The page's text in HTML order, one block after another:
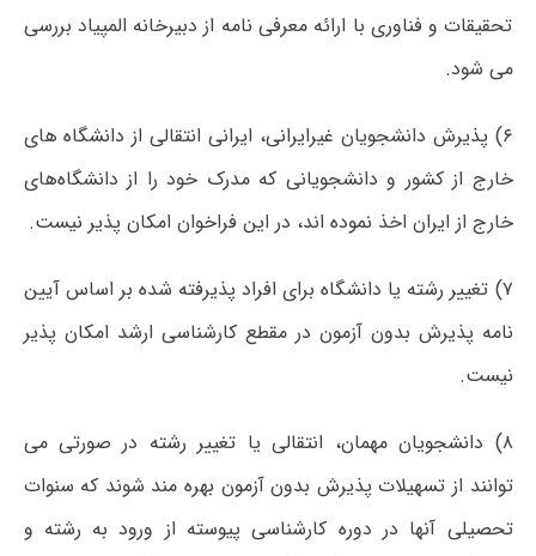
تحقیقات و فناوری با ارائه معرفی نامه از دبیرخانه المپیاد بررسی
می شود.
۶) پذیرش دانشجویان غیرایرانی، ایرانی انتقالی از دانشگاه های
خارج از کشور و دانشجویانی که مدرک خود را از دانشگاه‌های
خارج از ایران اخذ نموده اند، در این فراخوان امکان پذیر نیست.
۷) تغییر رشته یا دانشگاه برای افراد پذیرفته شده بر اساس آیین
نامه پذیرش بدون آزمون در مقطع کارشناسی ارشد امکان پذیر
نیست.
۸) دانشجویان مهمان، انتقالی یا تغییر رشته در صورتی می
توانند از تسهیلات پذیرش بدون آزمون بهره مند شوند که سنوات
تحصیلی آنها در دوره کارشناسی پیوسته از ورود به رشته و